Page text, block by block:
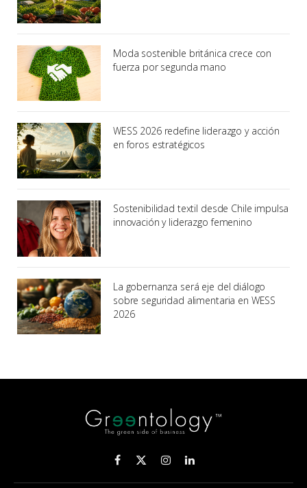
Moda sostenible británica crece con
fuerza por segunda mano
WESS 2026 redefine liderazgo y acción
en foros estratégicos
Sostenibilidad textil desde Chile impulsa
innovación y liderazgo femenino
La gobernanza será eje del diálogo
sobre seguridad alimentaria en WESS
2026
Facebook
X
(Twitter)
InstagramLinkedIn